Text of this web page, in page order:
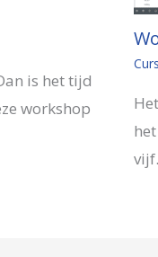
is het tijd
workshop